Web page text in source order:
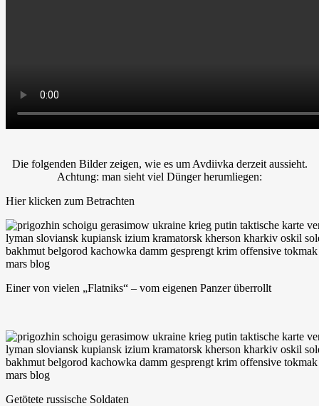
Die folgenden Bilder zeigen, wie es um Avdiivka derzeit aussieht.
Achtung: man sieht viel Dünger herumliegen:
Hier klicken zum Betrachten
Einer von vielen „Flatniks“ – vom eigenen Panzer überrollt
Getötete russische Soldaten